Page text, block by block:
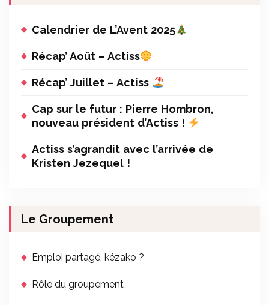
Calendrier de L’Avent 2025
Récap’ Août – Actiss
Récap’ Juillet – Actiss
Cap sur le futur : Pierre Hombron,
nouveau président d’Actiss !
Actiss s’agrandit avec l’arrivée de
Kristen Jezequel !
Le Groupement
Emploi partagé, kézako ?
Rôle du groupement